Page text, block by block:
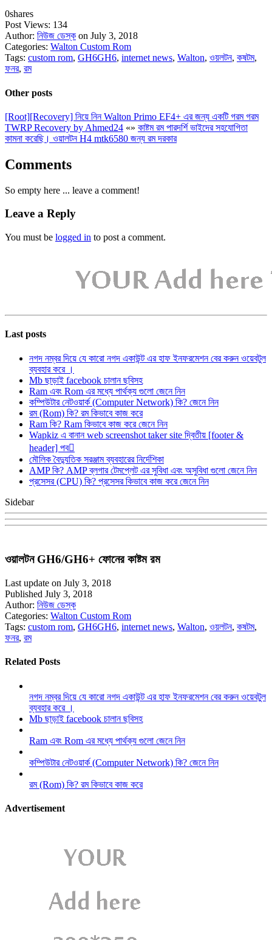
0shares
Post Views: 134
Author: নিউজ ডেস্ক on July 3, 2018
Categories: Walton Custom Rom
Tags: custom rom, GH6GH6, internet news, Walton, ওয়লটন, কষটম,
ফনর, রম
Other posts
[Root][Recovery] নিয়ে নিন Walton Primo EF4+ এর জন্য একটি গরম গরম
TWRP Recovery by Ahmed24 «» কাষ্টম রম পারদর্শি ভাইদের সহযোগিতা
কামনা করেছি। ওয়ালটন H4 mtk6580 জন্য রম দরকার
Comments
So empty here ... leave a comment!
Leave a Reply
You must be logged in to post a comment.
Last posts
নগদ নম্বর দিয়ে যে কারো নগদ একাউন্ট এর হাফ ইনফরমেশন বের করুন ওয়েবটুল
ব্যবহার করে ।
Mb ছাড়াই facebook চালান ছবিসহ
Ram এবং Rom এর মধ্যে পার্থক্য গুলো জেনে নিন
কম্পিউটার নেটওয়ার্ক (Computer Network) কি? জেনে নিন
রম (Rom) কি? রম কিভাবে কাজ করে
Ram কি? Ram কিভাবে কাজ করে জেনে নিন
Wapkiz এ বানান web screenshot taker site দ্বিতীয় [footer &
header] পব
মৌলিক বৈদ্যুতিক সরঞ্জাম ব্যবহারের নির্দেশিকা
AMP কি? AMP ব্লগার টেমপ্লেট এর সুবিধা এবং অসুবিধা গুলো জেনে নিন
প্রসেসর (CPU) কি? প্রসেসর কিভাবে কাজ করে জেনে নিন
Sidebar
ওয়ালটন GH6/GH6+ ফোনের কাষ্টম রম
Last update on July 3, 2018
Published July 3, 2018
Author: নিউজ ডেস্ক
Categories: Walton Custom Rom
Tags: custom rom, GH6GH6, internet news, Walton, ওয়লটন, কষটম,
ফনর, রম
Related Posts
নগদ নম্বর দিয়ে যে কারো নগদ একাউন্ট এর হাফ ইনফরমেশন বের করুন ওয়েবটুল
ব্যবহার করে ।
Mb ছাড়াই facebook চালান ছবিসহ
Ram এবং Rom এর মধ্যে পার্থক্য গুলো জেনে নিন
কম্পিউটার নেটওয়ার্ক (Computer Network) কি? জেনে নিন
রম (Rom) কি? রম কিভাবে কাজ করে
Advertisement